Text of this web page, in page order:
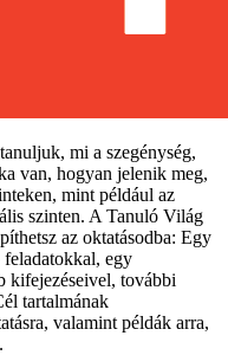
mi a szegénység,
van, hogyan jelenik meg,
mint például az
szinten. A Tanuló Világ
az oktatásodba: Egy
feladatokkal, egy
kifejezéseivel, további
tartalmának
valamint példák arra,